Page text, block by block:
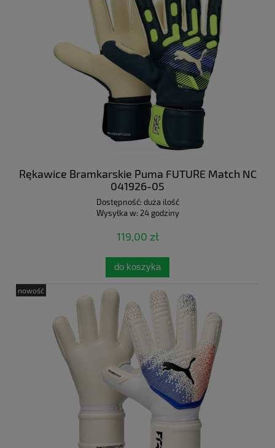
Rękawice Bramkarskie Puma FUTURE Match NC
041926-05
Dostępność: duża ilość
Wysyłka w: 24 godziny
119,00 zł
do koszyka
nowość